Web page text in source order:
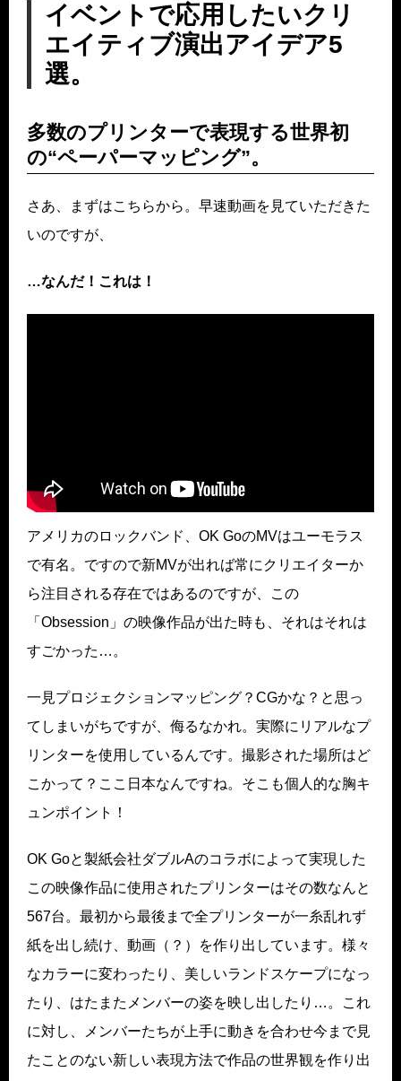
イベントで応用したいクリ
エイティブ演出アイデア5
選。
多数のプリンターで表現する世界初
の“ペーパーマッピング”。
さあ、まずはこちらから。早速動画を見ていただきた
いのですが、
…なんだ！これは！
アメリカのロックバンド、OK GoのMVはユーモラス
で有名。ですので新MVが出れば常にクリエイターか
ら注目される存在ではあるのですが、この
「Obsession」の映像作品が出た時も、それはそれは
すごかった…。
一見プロジェクションマッピング？CGかな？と思っ
てしまいがちですが、侮るなかれ。実際にリアルなプ
リンターを使用しているんです。撮影された場所はど
こかって？ここ日本なんですね。そこも個人的な胸キ
ュンポイント！
OK Goと製紙会社ダブルAのコラボによって実現した
この映像作品に使用されたプリンターはその数なんと
567台。最初から最後まで全プリンターが一糸乱れず
紙を出し続け、動画（？）を作り出しています。様々
なカラーに変わったり、美しいランドスケープになっ
たり、はたまたメンバーの姿を映し出したり…。これ
に対し、メンバーたちが上手に動きを合わせ今まで見
たことのない新しい表現方法で作品の世界観を作り出